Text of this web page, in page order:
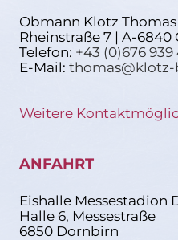
Obmann Klotz Thomas
Rheinstraße 7 | A-6840
Telefon: +43 (0)676 939
E-Mail:
Weitere
ANFAHRT
Eishalle Messestadion
Halle 6, Messestraße
6850 Dornbirn